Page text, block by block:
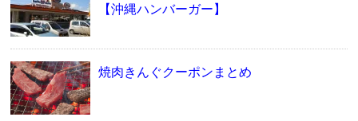
【沖縄ハンバーガー】
焼肉きんぐクーポンまとめ